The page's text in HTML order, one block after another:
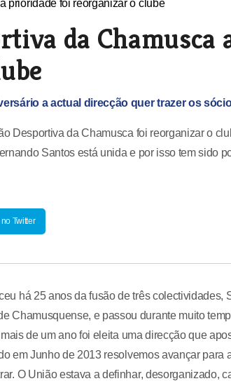
da
a actual direcção quer trazer os
Desportiva da Chamusca foi reorganizar o
Santos está unida e por isso tem sido
Twitter
há 25 anos da fusão de três colectividades,
Chamusquense, e passou durante muito
de um ano foi eleita uma direcção que
em Junho de 2013 resolvemos avançar para
O União estava a definhar, desorganizado,